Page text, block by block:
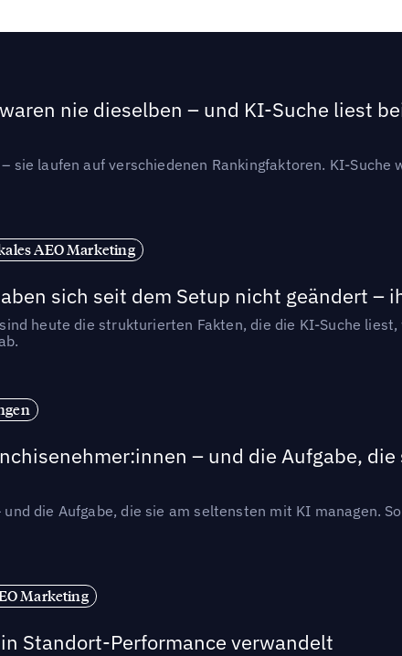
nie dieselben – und KI-Suche liest
sie laufen auf verschiedenen Rankingfaktoren. KI-
AEO Marketing
sich seit dem Setup nicht geändert –
heute die strukturierten Fakten, die die KI-Suche
– und die Aufgabe,
die Aufgabe, die sie am seltensten mit KI managen.
Marketing
Standort-Performance verwandelt